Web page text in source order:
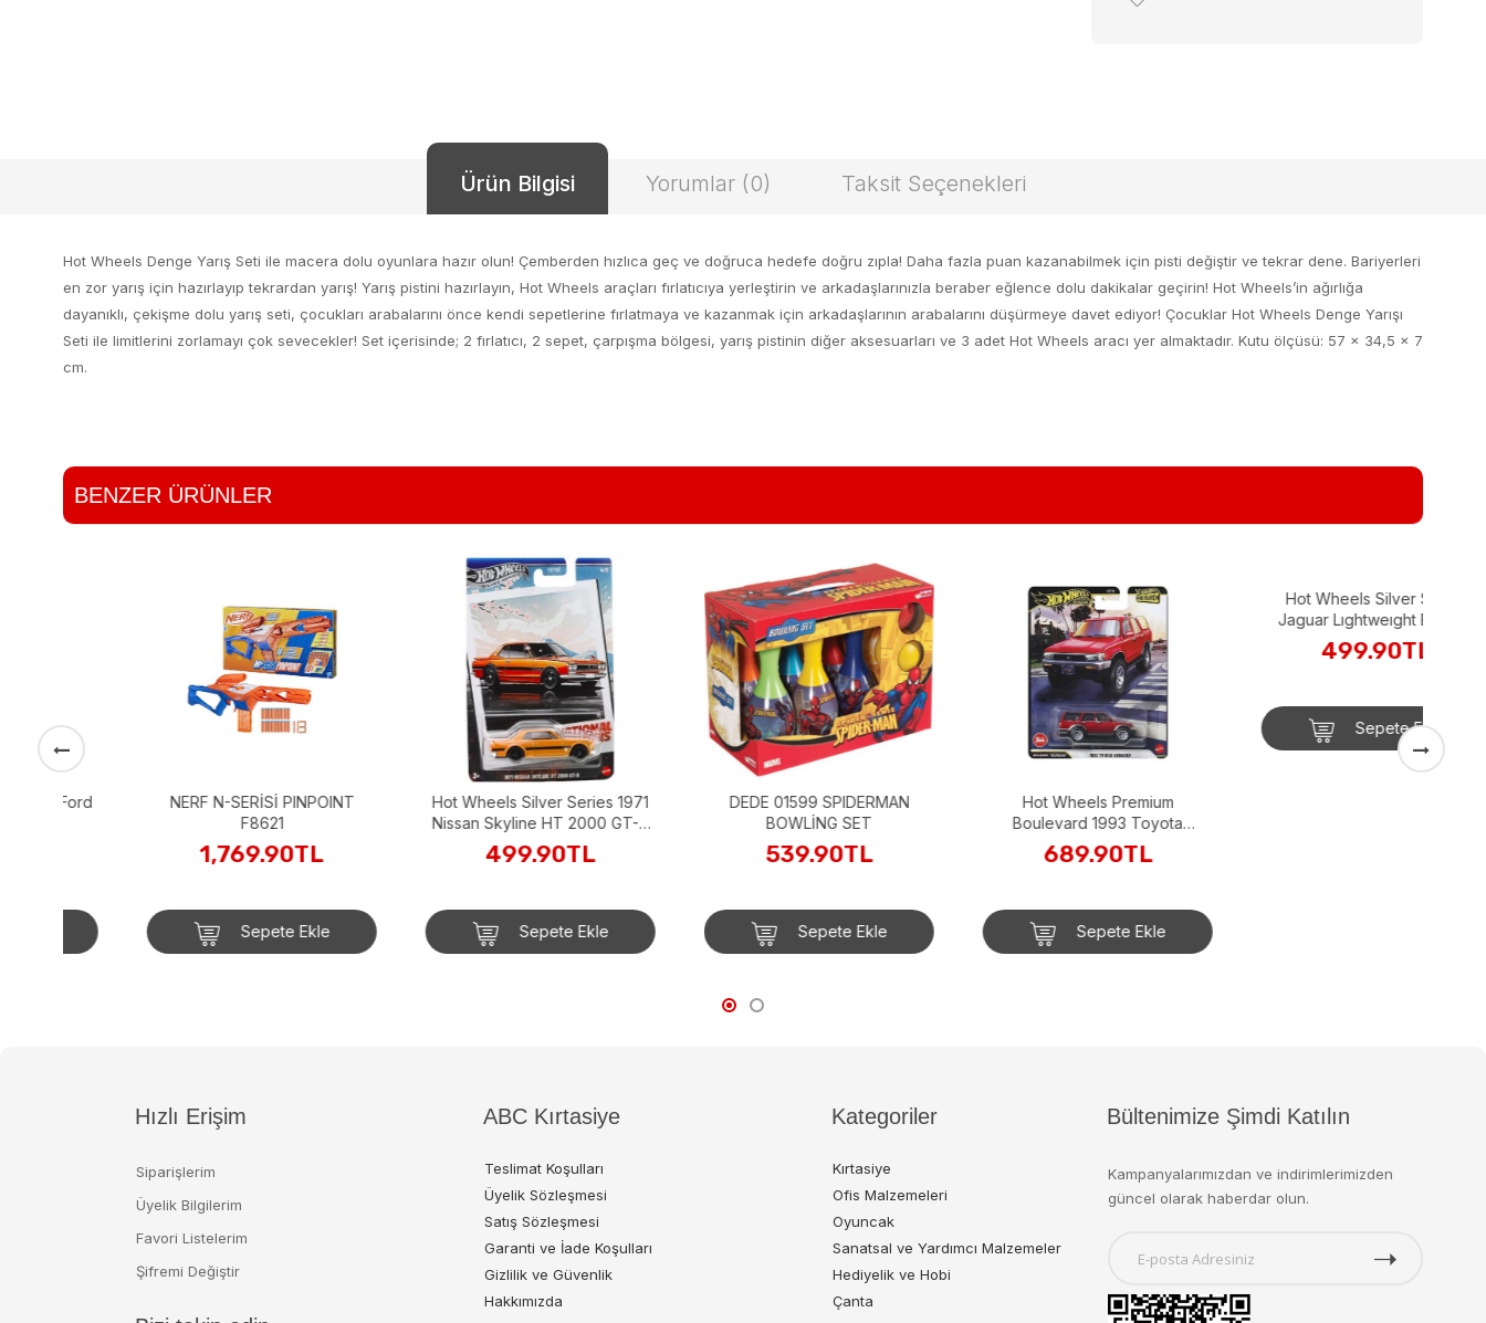
Ürün Bilgisi Yorumlar (0) Taksit Seçenekleri
Hot Wheels Denge Yarış Seti ile macera dolu oyunlara hazır olun! Çemberden hızlıca geç ve doğruca hedefe doğru zıpla! Daha fazla puan kazanabilmek için pisti değiştir ve tekrar dene. Bariyerleri
en zor yarış için hazırlayıp tekrardan yarış! Yarış pistini hazırlayın, Hot Wheels araçları fırlatıcıya yerleştirin ve arkadaşlarınızla beraber eğlence dolu dakikalar geçirin! Hot Wheels’in ağırlığa
dayanıklı, çekişme dolu yarış seti, çocukları arabalarını önce kendi sepetlerine fırlatmaya ve kazanmak için arkadaşlarının arabalarını düşürmeye davet ediyor! Çocuklar Hot Wheels Denge Yarışı
Seti ile limitlerini zorlamayı çok sevecekler! Set içerisinde; 2 fırlatıcı, 2 sepet, çarpışma bölgesi, yarış pistinin diğer aksesuarları ve 3 adet Hot Wheels aracı yer almaktadır. Kutu ölçüsü: 57 x 34,5 x 7
cm.
BENZER ÜRÜNLER
NERF N-SERİSİ PINPOINT
1,769.90TL
Sepete Ekle
Hot Wheels Silver Series 1971
Nissan Skyline HT 2000 GT-R
(HRT81-JBY89)
499.90TL
Sepete Ekle
DEDE 01599 SPIDERMAN
BOWLİNG SET
539.90TL
Sepete Ekle
Hot Wheels Premium
Boulevard 1993 Toyota
4Runner GJT68-JHW18
689.90TL
Sepete Ekle
Hot Wheels Silver Series
Jaguar Lıghtweıght E-TYpe
(HRT81-JBY90)
499.90TL
Sepete Ekle
Hızlı Erişim
Siparişlerim
Üyelik Bilgilerim
Favori Listelerim
Şifremi Değiştir
ABC Kırtasiye
Teslimat Koşulları
Üyelik Sözleşmesi
Satış Sözleşmesi
Garanti ve İade Koşulları
Gizlilik ve Güvenlik
Hakkımızda
Kategoriler
Kırtasiye
Ofis Malzemeleri
Oyuncak
Sanatsal ve Yardımcı Malzemeler
Hediyelik ve Hobi
Çanta
Bültenimize Şimdi Katılın
Kampanyalarımızdan ve indirimlerimizden
güncel olarak haberdar olun.